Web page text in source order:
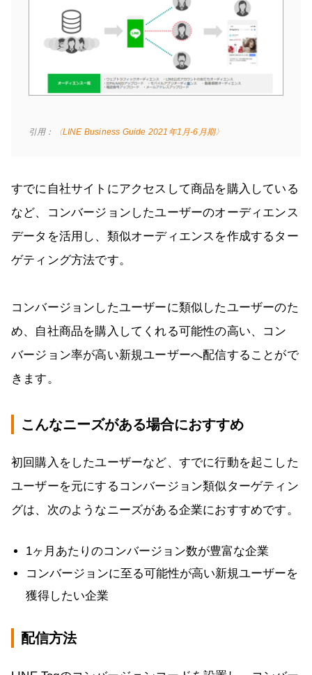
引用： 〈LINE Business Guide 2021年1月-6月期〉
すでに自社サイトにアクセスして商品を購入している
など、コンバージョンしたユーザーのオーディエンス
データを活用し、類似オーディエンスを作成するター
ゲティング方法です。
コンバージョンしたユーザーに類似したユーザーのた
め、自社商品を購入してくれる可能性の高い、コン
バージョン率が高い新規ユーザーへ配信することがで
きます。
こんなニーズがある場合におすすめ
初回購入をしたユーザーなど、すでに行動を起こした
ユーザーを元にするコンバージョン類似ターゲティン
グは、次のようなニーズがある企業におすすめです。
1ヶ月あたりのコンバージョン数が豊富な企業
コンバージョンに至る可能性が高い新規ユーザーを
獲得したい企業
配信方法